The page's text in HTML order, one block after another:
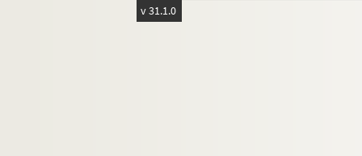
v 31.1.0